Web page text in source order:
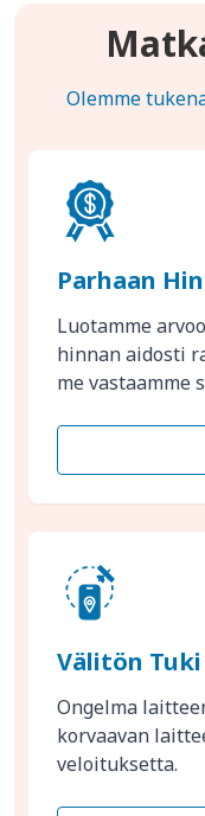
Olemme
Parhaan
Luotamme
hinnan aidosti
me vastaamme
Välitön
Ongelma
korvaavan
veloituksetta.